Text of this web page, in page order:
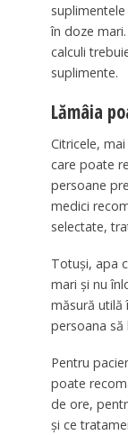
în doze
calculi
suplimente.
Lămâia
Citricele,
care poate
persoane
medici
selectate,
Totuși, apa
mari și nu
măsură utilă
persoana să
Pentru
poate
de ore,
și ce